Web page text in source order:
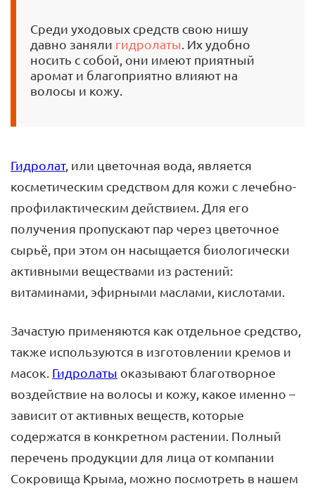
Среди уходовых средств свою нишу
давно заняли гидролаты . Их удобно
носить с собой, они имеют приятный
аромат и благоприятно влияют на
волосы и кожу.
Гидролат, или цветочная вода, является
косметическим средством для кожи с лечебно-
профилактическим действием. Для его
получения пропускают пар через цветочное
сырьё, при этом он насыщается биологически
активными веществами из растений:
витаминами, эфирными маслами, кислотами.
Зачастую применяются как отдельное средство,
также используются в изготовлении кремов и
масок. Гидролаты оказывают благотворное
воздействие на волосы и кожу, какое именно –
зависит от активных веществ, которые
содержатся в конкретном растении. Полный
перечень продукции для лица от компании
Сокровища Крыма, можно посмотреть в нашем